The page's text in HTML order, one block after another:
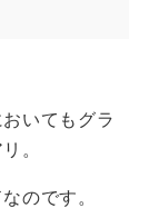
いてもグラ
。
のです。